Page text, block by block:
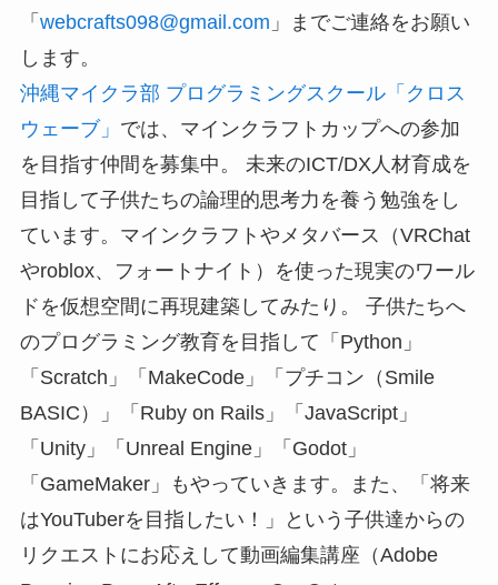
「 webcrafts098@gmail.com 」までご連絡をお願い
します。
沖縄マイクラ部 プログラミングスクール「クロス
ウェーブ」 では、マインクラフトカップへの参加
を目指す仲間を募集中。 未来のICT/DX人材育成を
目指して子供たちの論理的思考力を養う勉強をし
ています。マインクラフトやメタバース（VRChat
やroblox、フォートナイト）を使った現実のワール
ドを仮想空間に再現建築してみたり。 子供たちへ
のプログラミング教育を目指して「Python」
「Scratch」「MakeCode」「プチコン（Smile
BASIC）」「Ruby on Rails」「JavaScript」
「Unity」「Unreal Engine」「Godot」
「GameMaker」もやっていきます。また、「将来
はYouTuberを目指したい！」という子供達からの
リクエストにお応えして動画編集講座（Adobe